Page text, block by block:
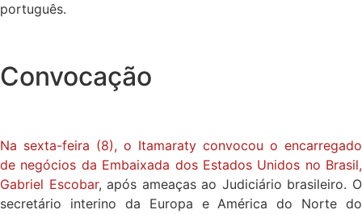
português.
Convocação
Na sexta-feira (8), o Itamaraty convocou o encarregado
de negócios da Embaixada dos Estados Unidos no Brasil,
Gabriel Escobar, após ameaças ao Judiciário brasileiro. O
secretário interino da Europa e América do Norte do